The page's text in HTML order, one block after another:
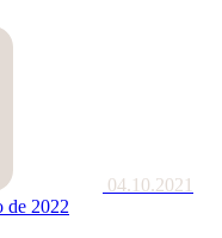
04.10.2021